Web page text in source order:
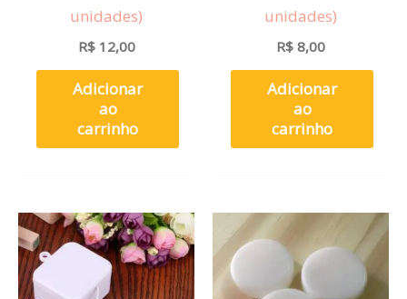
unidades)
R$12,00
Adicionar
ao
carrinho
unidades)
R$ 8,00
Adicionar
ao
carrinho